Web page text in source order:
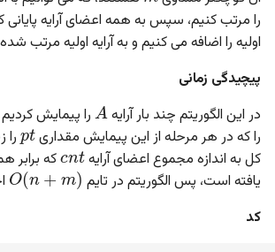
را مرتب کنیم، سپس به همه اعضای آرایه پایانی
اولیه را اضافه می کنیم و به آرایه اولیه مرتب
پیچیدگی زمانی
در این الگوریتم چند بار آرایه
را پیمایش کردیم
را که در هر مرحله از این پیمایش مقداری
pt
را
کل به اندازه مجموع اعضای آرایه
cnt
که برابر
یافته است، پس الگوریتم در تایم
O(n+m)
کد